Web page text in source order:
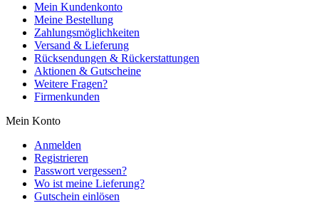
Mein Kundenkonto
Meine Bestellung
Zahlungsmöglichkeiten
Versand & Lieferung
Rücksendungen & Rückerstattungen
Aktionen & Gutscheine
Weitere Fragen?
Firmenkunden
Mein Konto
Anmelden
Registrieren
Passwort vergessen?
Wo ist meine Lieferung?
Gutschein einlösen